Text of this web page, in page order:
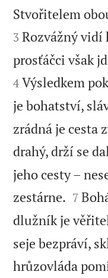
Stvořitelem
3 Rozvážný vidí
prosťáčci však
4 Výsledkem
je bohatství,
zrádná je cesta
drahý, drží se
jeho cesty –
zestárne. 

7
dlužník je
seje bezpráví,
hrůzovláda